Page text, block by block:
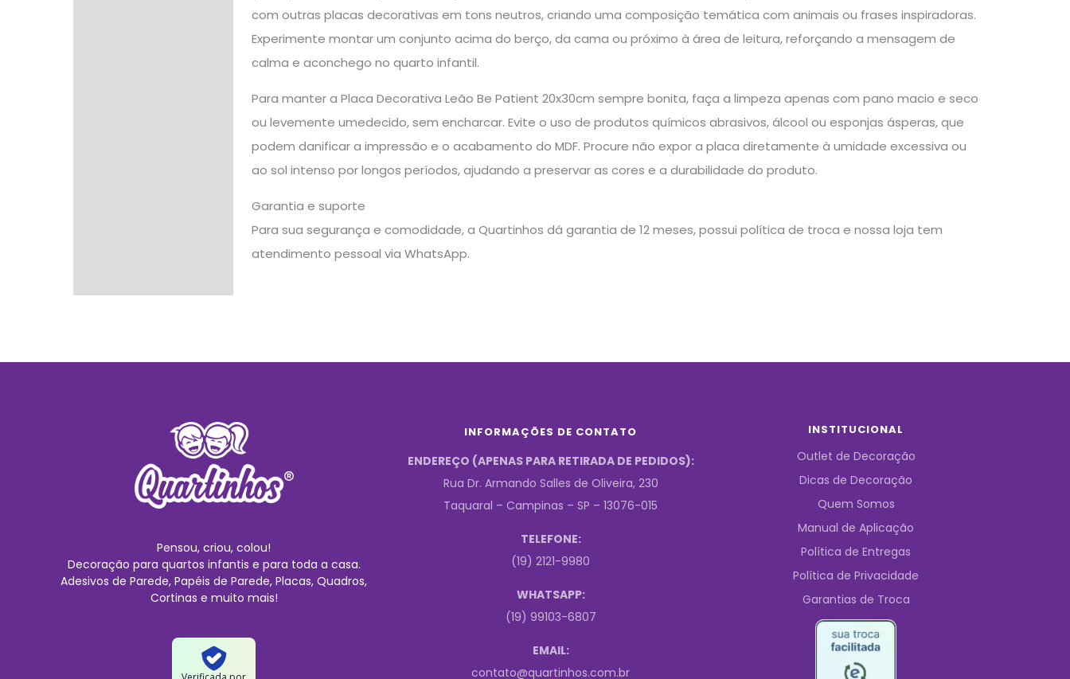
com outras placas decorativas em tons neutros, criando uma composição temática com animais ou frases inspiradoras.
Experimente montar um conjunto acima do berço, da cama ou próximo à área de leitura, reforçando a mensagem de
calma e aconchego no quarto infantil.
Para manter a Placa Decorativa Leão Be Patient 20x30cm sempre bonita, faça a limpeza apenas com pano macio e seco
ou levemente umedecido, sem encharcar. Evite o uso de produtos químicos abrasivos, álcool ou esponjas ásperas, que
podem danificar a impressão e o acabamento do MDF. Procure não expor a placa diretamente à umidade excessiva ou
ao sol intenso por longos períodos, ajudando a preservar as cores e a durabilidade do produto.
Garantia e suporte
Para sua segurança e comodidade, a Quartinhos dá garantia de 12 meses, possui política de troca e nossa loja tem
atendimento pessoal via WhatsApp.
Pensou, criou, colou!
Decoração para quartos infantis e para toda a casa.
Adesivos de Parede, Papéis de Parede, Placas, Quadros,
Cortinas e muito mais!
INFORMAÇÕES DE CONTATO
ENDEREÇO (APENAS PARA RETIRADA DE PEDIDOS):
Rua Dr. Armando Salles de Oliveira, 230
Taquaral – Campinas – SP – 13076-015
TELEFONE:
(19) 2121-9980
WHATSAPP:
(19) 99103-6807
EMAIL:
contato@quartinhos.com.br
INSTITUCIONAL
Outlet de Decoração
Dicas de Decoração
Quem Somos
Manual de Aplicação
Política de Entregas
Política de Privacidade
Garantias de Troca